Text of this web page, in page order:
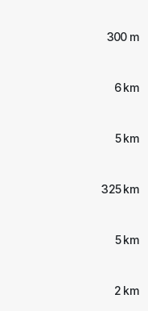
300 m
6 km
5 km
325 km
5 km
2 km